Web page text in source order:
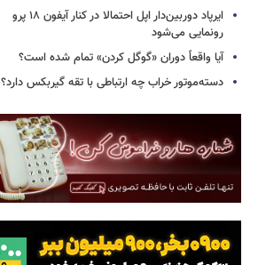
ایرپاد دوربین‌دار اپل احتمالا در کنار آیفون ۱۸ پرو
رونمایی می‌شود
آیا واقعاً دوران «گوگل کردن» تمام شده است؟
دسته‌موتور خراب چه ارتباطی با تقه گیربکس دارد؟